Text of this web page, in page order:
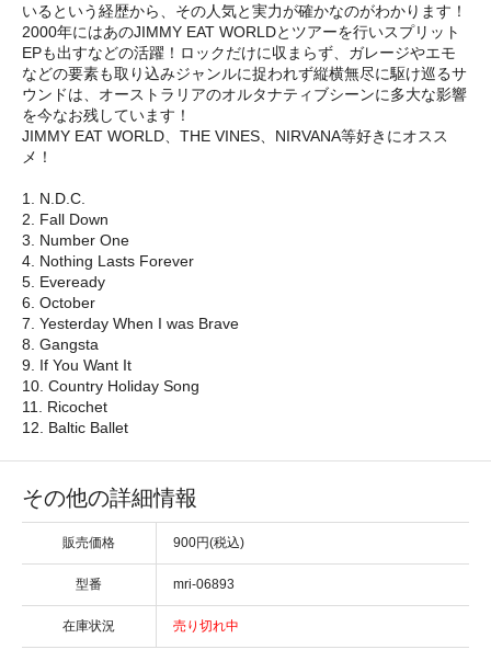
いるという経歴から、その人気と実力が確かなのがわかります！
2000年にはあのJIMMY EAT WORLDとツアーを行いスプリット
EPも出すなどの活躍！ロックだけに収まらず、ガレージやエモ
などの要素も取り込みジャンルに捉われず縦横無尽に駆け巡るサ
ウンドは、オーストラリアのオルタナティブシーンに多大な影響
を今なお残しています！
JIMMY EAT WORLD、THE VINES、NIRVANA等好きにオスス
メ！
1. N.D.C.
2. Fall Down
3. Number One
4. Nothing Lasts Forever
5. Eveready
6. October
7. Yesterday When I was Brave
8. Gangsta
9. If You Want It
10. Country Holiday Song
11. Ricochet
12. Baltic Ballet
その他の詳細情報
販売価格 900円(税込)
型番 mri-06893
在庫状況 売り切れ中